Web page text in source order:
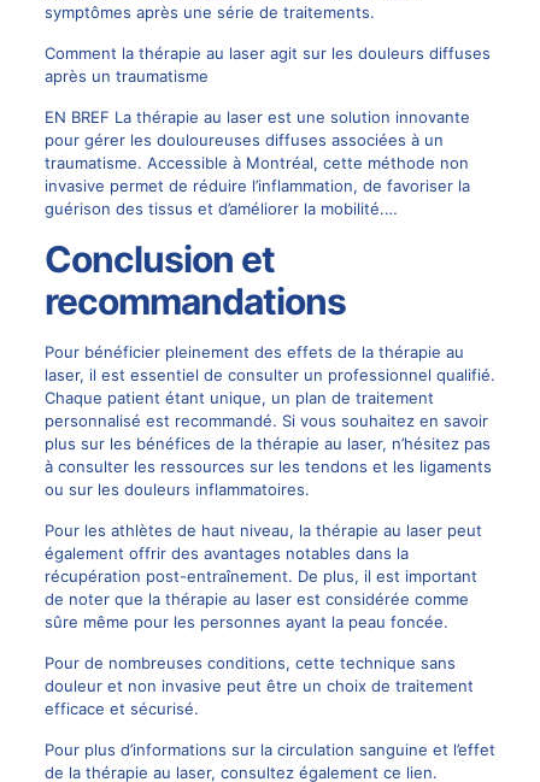
symptômes après une série de traitements.
Comment la thérapie au laser agit sur les douleurs diffuses
après un traumatisme
EN BREF La thérapie au laser est une solution innovante
pour gérer les douloureuses diffuses associées à un
traumatisme. Accessible à Montréal, cette méthode non
invasive permet de réduire l’inflammation, de favoriser la
guérison des tissus et d’améliorer la mobilité.…
Conclusion et
recommandations
Pour bénéficier pleinement des effets de la thérapie au
laser, il est essentiel de consulter un professionnel qualifié.
Chaque patient étant unique, un plan de traitement
personnalisé est recommandé. Si vous souhaitez en savoir
plus sur les bénéfices de la thérapie au laser, n’hésitez pas
à consulter les ressources sur les tendons et les ligaments
ou sur les douleurs inflammatoires.
Pour les athlètes de haut niveau, la thérapie au laser peut
également offrir des avantages notables dans la
récupération post-entraînement. De plus, il est important
de noter que la thérapie au laser est considérée comme
sûre même pour les personnes ayant la peau foncée.
Pour de nombreuses conditions, cette technique sans
douleur et non invasive peut être un choix de traitement
efficace et sécurisé.
Pour plus d’informations sur la circulation sanguine et l’effet
de la thérapie au laser, consultez également ce lien.